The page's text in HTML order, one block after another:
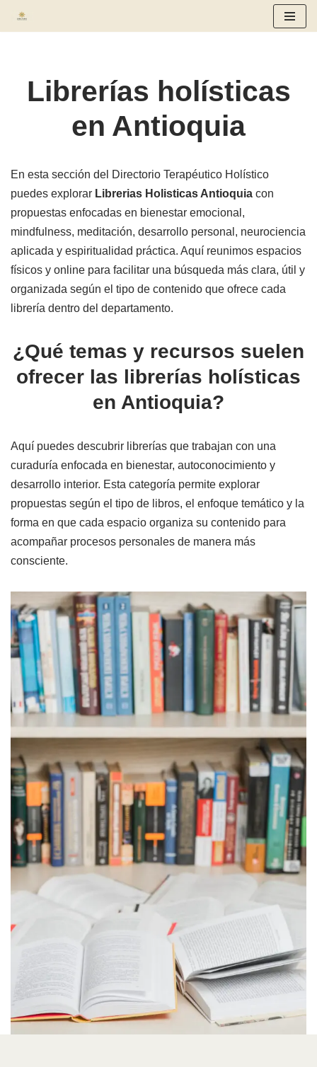
contenido
Librerías holísticas
en Antioquia
En esta sección del Directorio Terapéutico Holístico
puedes explorar Librerias Holisticas Antioquia con
propuestas enfocadas en bienestar emocional,
mindfulness, meditación, desarrollo personal, neurociencia
aplicada y espiritualidad práctica. Aquí reunimos espacios
físicos y online para facilitar una búsqueda más clara, útil y
organizada según el tipo de contenido que ofrece cada
librería dentro del departamento.
¿Qué temas y recursos suelen
ofrecer las librerías holísticas
en Antioquia?
Aquí puedes descubrir librerías que trabajan con una
curaduría enfocada en bienestar, autoconocimiento y
desarrollo interior. Esta categoría permite explorar
propuestas según el tipo de libros, el enfoque temático y la
forma en que cada espacio organiza su contenido para
acompañar procesos personales de manera más
consciente.